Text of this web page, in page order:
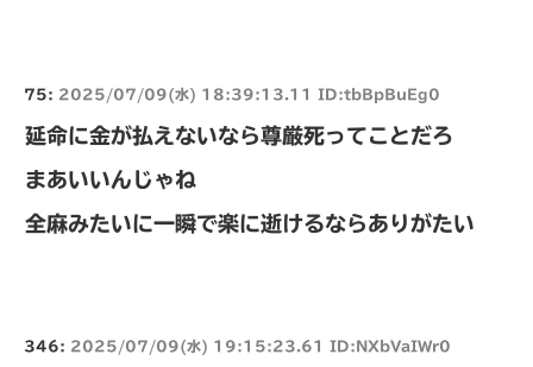
75: 2025/07/09(水) 18:39:13.11 ID:tbBpBuEg0
延命に金が払えないなら尊厳死ってことだろ
まあいいんじゃね
全麻みたいに一瞬で楽に逝けるならありがたい
346: 2025/07/09(水) 19:15:23.61 ID:NXbVaIWr0